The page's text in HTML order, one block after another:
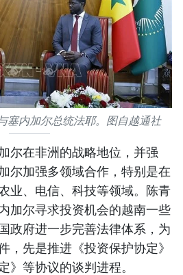
塞内加尔总统法耶。图自越通社
尔在非洲的战略地位，并强
尔加强多领域合作，特别是在
业、电信、科技等领域。陈青
加尔寻求投资机会的越南一些
政府进一步完善法律体系，为
，先是推进《投资保护协定》
》等协议的谈判进程。